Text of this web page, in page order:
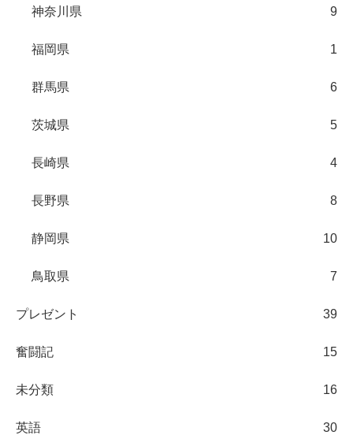
神奈川県 9
福岡県 1
群馬県 6
茨城県 5
長崎県 4
長野県 8
静岡県 10
鳥取県 7
プレゼント 39
奮闘記 15
未分類 16
英語 30